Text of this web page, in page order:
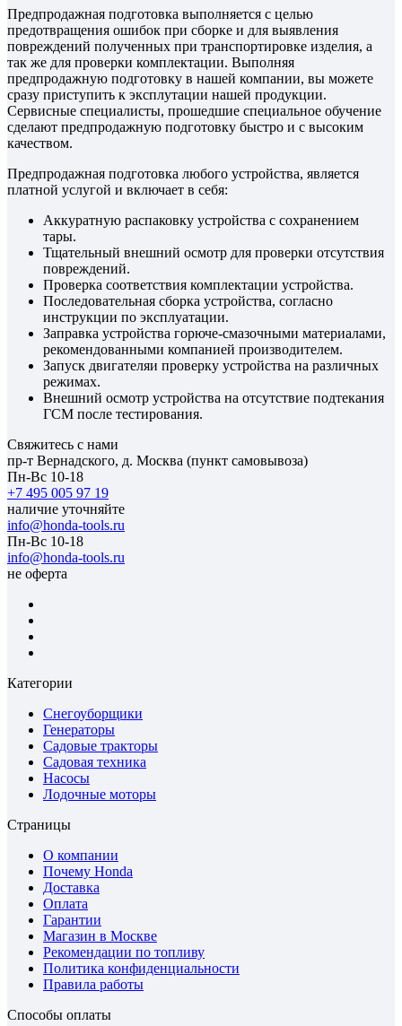
Предпродажная подготовка выполняется с целью
предотвращения ошибок при сборке и для выявления
повреждений полученных при транспортировке изделия, а
так же для проверки комплектации. Выполняя
предпродажную подготовку в нашей компании, вы можете
сразу приступить к эксплутации нашей продукции.
Сервисные специалисты, прошедшие специальное обучение
сделают предпродажную подготовку быстро и с высоким
качеством.
Предпродажная подготовка любого устройства, является
платной услугой и включает в себя:
Аккуратную распаковку устройства с сохранением
тары.
Тщательный внешний осмотр для проверки отсутствия
повреждений.
Проверка соответствия комплектации устройства.
Последовательная сборка устройства, согласно
инструкции по эксплуатации.
Заправка устройства горюче-смазочными материалами,
рекомендованными компанией производителем.
Запуск двигателяи проверку устройства на различных
режимах.
Внешний осмотр устройства на отсутствие подтекания
ГСМ после тестирования.
Свяжитесь с нами
пр-т Вернадского, д. Москва (пункт самовывоза)
Пн-Вс 10-18
+7 495 005 97 19
наличие уточняйте
info@honda-tools.ru
Пн-Вс 10-18
info@honda-tools.ru
не оферта
Категории
Снегоуборщики
Генераторы
Садовые тракторы
Садовая техника
Насосы
Лодочные моторы
Страницы
О компании
Почему Honda
Доставка
Оплата
Гарантии
Магазин в Москве
Рекомендации по топливу
Политика конфиденциальности
Правила работы
Способы оплаты